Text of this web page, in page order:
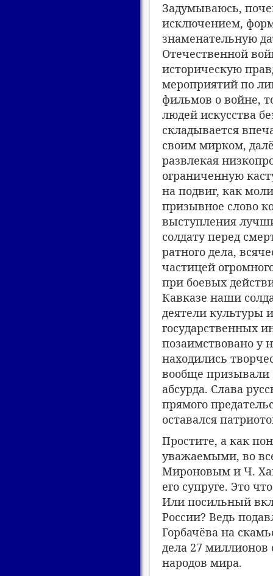
Задумываюсь,
исключением,
знаменательную
Отечественной
историческую
мероприятий по
фильмов о войне,
людей искусства
складывается
своим мирком,
развлекая
ограниченную
на подвиг, как
призывное слово
выступления
солдату перед
ратного дела,
частицей
при боевых
Кавказе наши
деятели культуры
государственных
позаимствовано у
находились
вообще призывали
абсурда. Слава
прямого
оставался
Простите, а как
уважаемыми, во
Мироновым и Ч.
его супруге. Это
Или посильный
России? Ведь
Горбачёва на
дела 27 миллионов
народов мира.